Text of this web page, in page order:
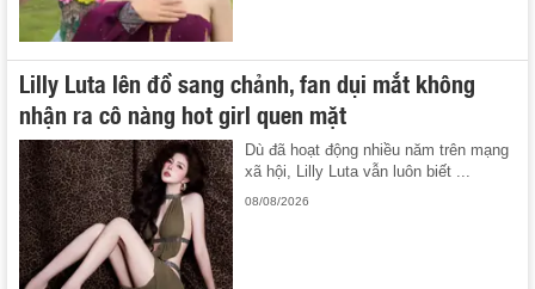
Lilly Luta lên đồ sang chảnh, fan dụi mắt không
nhận ra cô nàng hot girl quen mặt
Dù đã hoạt động nhiều năm trên mạng
xã hội, Lilly Luta vẫn luôn biết ...
08/08/2026